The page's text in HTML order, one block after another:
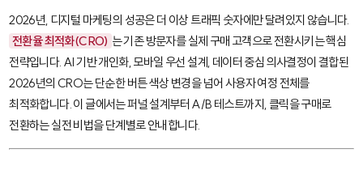
2026년, 디지털 마케팅의 성공은 더 이상 트래픽 숫자에만 달려있지 않습니다.
전환율 최적화(CRO) 는 기존 방문자를 실제 구매 고객으로 전환시키는 핵심
전략입니다. AI 기반 개인화, 모바일 우선 설계, 데이터 중심 의사결정이 결합된
2026년의 CRO는 단순한 버튼 색상 변경을 넘어 사용자 여정 전체를
최적화합니다. 이 글에서는 퍼널 설계부터 A/B 테스트까지, 클릭을 구매로
전환하는 실전 비법을 단계별로 안내합니다.